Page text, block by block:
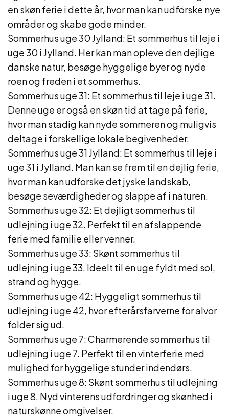
en skøn ferie i dette år, hvor man kan udforske nye
områder og skabe gode minder.
Sommerhus uge 30 Jylland: Et sommerhus til leje i
uge 30 i Jylland. Her kan man opleve den dejlige
danske natur, besøge hyggelige byer og nyde
roen og freden i et sommerhus.
Sommerhus uge 31: Et sommerhus til leje i uge 31.
Denne uge er også en skøn tid at tage på ferie,
hvor man stadig kan nyde sommeren og muligvis
deltage i forskellige lokale begivenheder.
Sommerhus uge 31 Jylland: Et sommerhus til leje i
uge 31 i Jylland. Man kan se frem til en dejlig ferie,
hvor man kan udforske det jyske landskab,
besøge seværdigheder og slappe af i naturen.
Sommerhus uge 32: Et dejligt sommerhus til
udlejning i uge 32. Perfekt til en afslappende
ferie med familie eller venner.
Sommerhus uge 33: Skønt sommerhus til
udlejning i uge 33. Ideelt til en uge fyldt med sol,
strand og hygge.
Sommerhus uge 42: Hyggeligt sommerhus til
udlejning i uge 42, hvor efterårsfarverne for alvor
folder sig ud.
Sommerhus uge 7: Charmerende sommerhus til
udlejning i uge 7. Perfekt til en vinterferie med
mulighed for hyggelige stunder indendørs.
Sommerhus uge 8: Skønt sommerhus til udlejning
i uge 8. Nyd vinterens udfordringer og skønhed i
naturskønne omgivelser.